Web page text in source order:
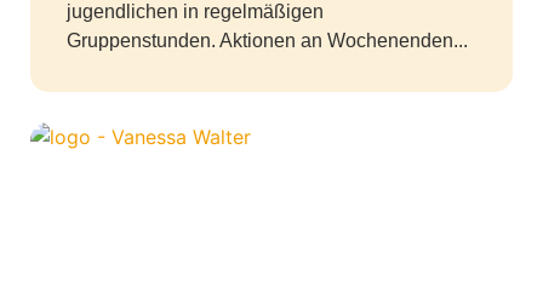
jugendlichen in regelmäßigen
Gruppenstunden. Aktionen an Wochenenden...